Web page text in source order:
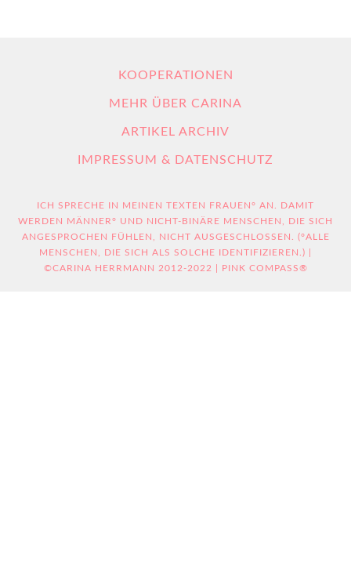
KOOPERATIONEN
MEHR ÜBER CARINA
ARTIKEL ARCHIV
IMPRESSUM & DATENSCHUTZ
ICH SPRECHE IN MEINEN TEXTEN FRAUEN° AN. DAMIT
WERDEN MÄNNER° UND NICHT-BINÄRE MENSCHEN, DIE SICH
ANGESPROCHEN FÜHLEN, NICHT AUSGESCHLOSSEN. (°ALLE
MENSCHEN, DIE SICH ALS SOLCHE IDENTIFIZIEREN.) |
©CARINA HERRMANN 2012-2022 | PINK COMPASS®